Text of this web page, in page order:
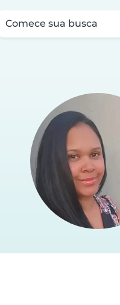
Comece sua busca